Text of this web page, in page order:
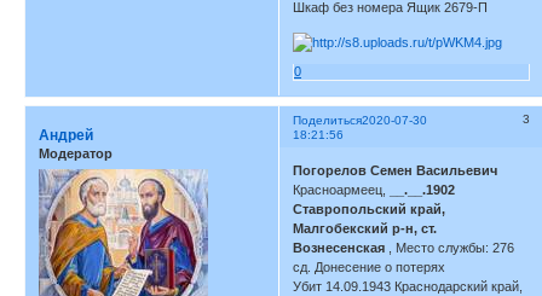
Шкаф без номера Ящик 2679-П
0
Поделиться 3
2020-07-30
18:21:56
Андрей
Модератор
Погорелов Семен Васильевич
Красноармеец,
__.__.1902
Ставропольский край,
Малгобекский р-н, ст.
Вознесенская , Место службы: 276
сд. Донесение о потерях
Убит 14.09.1943 Краснодарский край,